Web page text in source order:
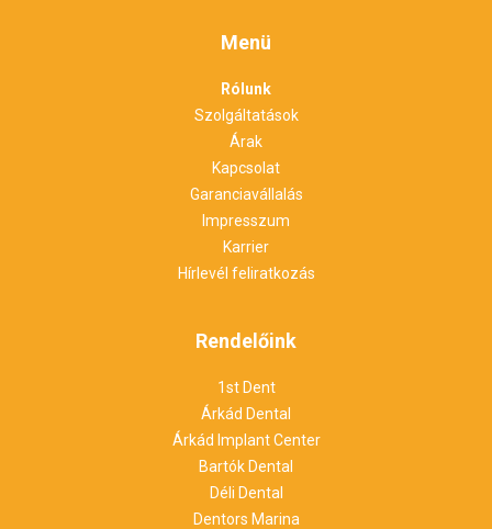
Menü
Rólunk
Szolgáltatások
Árak
Kapcsolat
Garanciavállalás
Impresszum
Karrier
Hírlevél feliratkozás
Rendelőink
1st Dent
Árkád Dental
Árkád Implant Center
Bartók Dental
Déli Dental
Dentors Marina